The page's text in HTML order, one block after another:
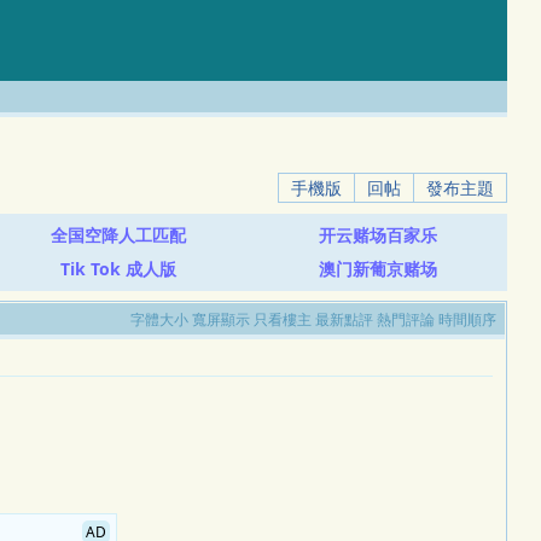
手機版 回帖 發布主題
全国空降人工匹配
开云赌场百家乐
Tik Tok 成人版 澳门新葡京赌场
字體大小寬屏顯示 只看樓主 最新點評熱門評論 時間順序
AD